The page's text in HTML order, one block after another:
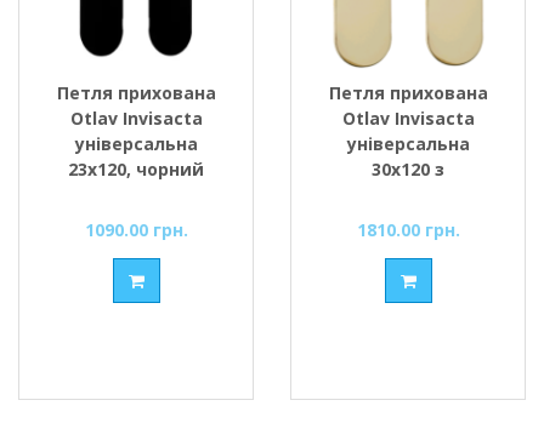
Петля прихована
Otlav Invisacta
універсальна
23x120, чорний
ковпачки
1090.00 грн.
Петля прихована
Otlav Invisacta
універсальна
30x120 з
золото
1810.00 грн.